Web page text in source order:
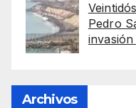
Pedro
Archivos